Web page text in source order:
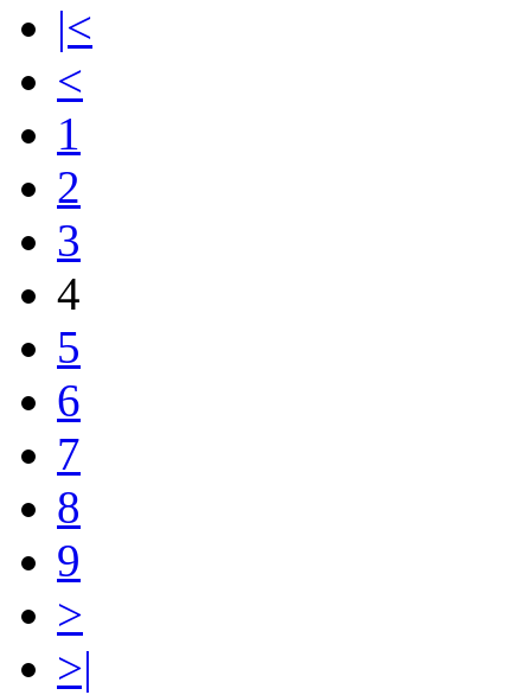
|<
<
1
2
3
4
5
6
7
8
9
>
>|